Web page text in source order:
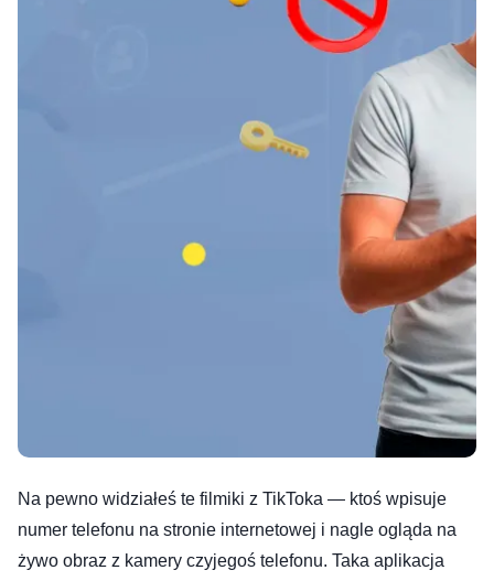
Na pewno widziałeś te filmiki z TikToka — ktoś wpisuje
numer telefonu na stronie internetowej i nagle ogląda na
żywo obraz z kamery czyjegoś telefonu. Taka aplikacja